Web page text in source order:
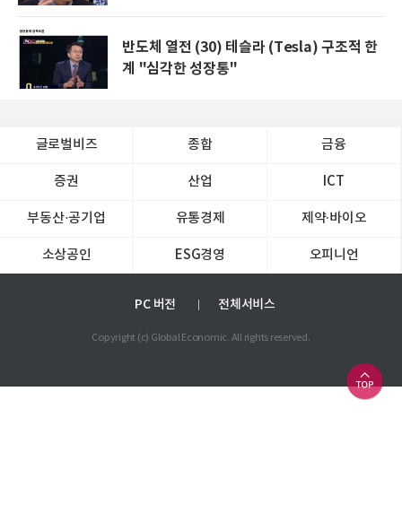
반도체 열전 (30) 테슬라 (Tesla) 구조적 한
계 "심각한 성장통"
글로벌비즈 종합 금융
증권 산업 ICT
부동산·공기업 유통경제 제약∙바이오
소상공인 ESG경영 오피니언
PC 버전 전체서비스
Copyright (c) Global Economic. All rights reserved.